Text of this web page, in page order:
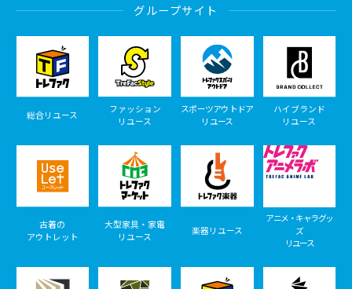
グループサイト
総合リユース
ファッション
リユース
スポーツアウトドア
リユース
ハイブランド
リユース
古着の
アウトレット
大型家具・家電
リユース
楽器リユース
アニメ・キャラグッ
ズ
リユース